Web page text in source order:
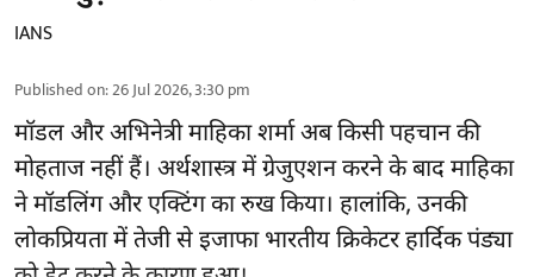
IANS
Published on:26 Jul 2026, 3:30 pm
मॉडल और अभिनेत्री माहिका शर्मा अब किसी पहचान की
मोहताज नहीं हैं। अर्थशास्त्र में ग्रेजुएशन करने के बाद माहिका
ने मॉडलिंग और एक्टिंग का रुख किया। हालांकि, उनकी
लोकप्रियता में तेजी से इजाफा भारतीय क्रिकेटर हार्दिक पंड्या